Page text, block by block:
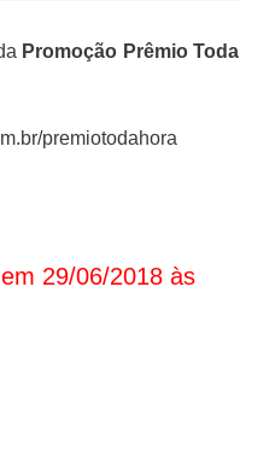
Promoção Prêmio Toda
premiotodahora
29/06/2018 às